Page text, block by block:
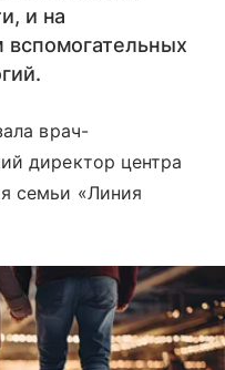
и на
вспомогательных
врач-
директор центра
семьи «Линия